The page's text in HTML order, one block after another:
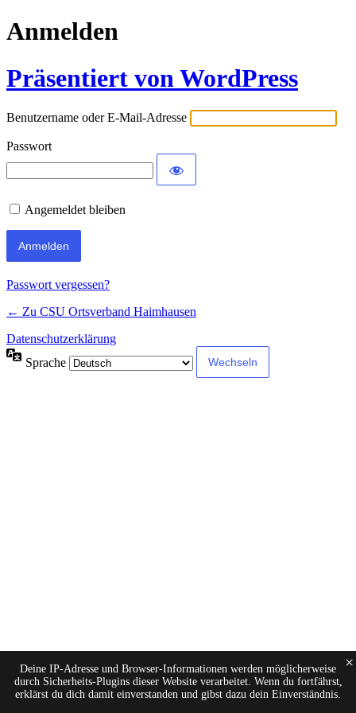
Anmelden
Präsentiert von WordPress
Benutzername oder E-Mail-Adresse
Passwort
Angemeldet bleiben
Passwort vergessen?
← Zu CSU Ortsverband Haimhausen
Datenschutzerklärung
Sprache
Deine IP-Adresse und Browser-Informationen werden möglicherweise
durch Sicherheits-Plugins dieser Website verarbeitet. Wenn du fortfährst,
erklärst du dich damit einverstanden und gibst dazu dein Einverständnis.
×